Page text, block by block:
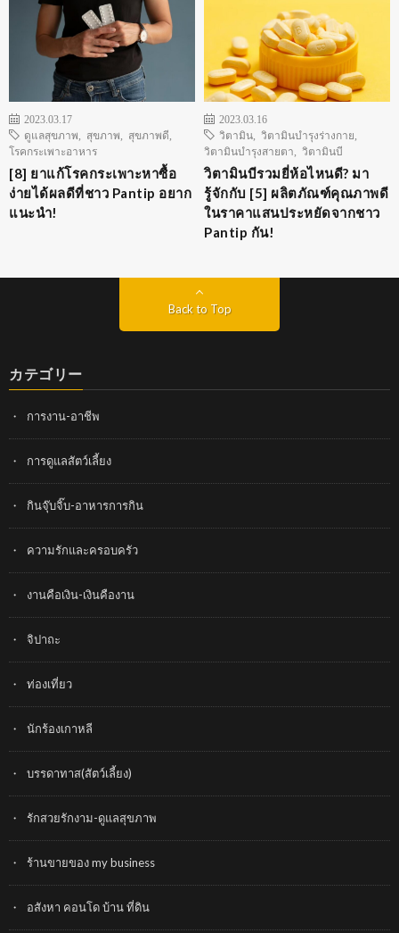
2023.03.17
ดูแลสุขภาพ
สุขภาพ สุขภาพดี
โรคกระเพาะอาหาร
[8] ยาแก้โรคกระเพาะหาซื้อ
ง่ายได้ผลดีที่ชาว Pantip อยาก
แนะนำ!
2023.03.16
วิตามิน
วิตามินบำรุงร่างกาย
วิตามินบำรุงสายตา
วิตามินบี
วิตามินบีรวมยี่ห้อไหนดี? มา
รู้จักกับ [5] ผลิตภัณฑ์คุณภาพดี
ในราคาแสนประหยัดจากชาว
Pantip กัน!
Back to Top
カテゴリー
การงาน-อาชีพ
การดูแลสัตว์เลี้ยง
กินจุ๊บจิ๊บ-อาหารการกิน
ความรักและครอบครัว
งานคือเงิน-เงินคืองาน
จิปาถะ
ท่องเที่ยว
นักร้องเกาหลี
บรรดาทาส(สัตว์เลี้ยง)
รักสวยรักงาม-ดูแลสุขภาพ
ร้านขายของ my business
อสังหา คอนโด บ้าน ที่ดิน